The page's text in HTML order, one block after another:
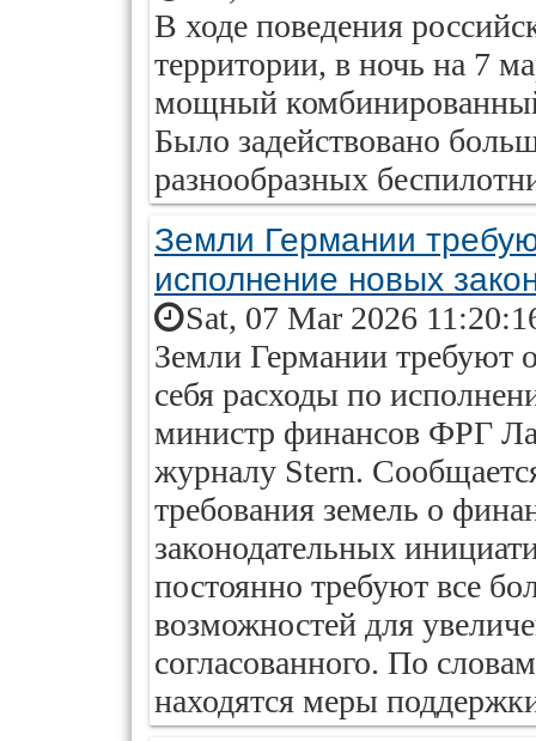
В ходе поведения
территории, в ночь на 7
мощный
Было задействовано
разнообразных
Земли Германии
исполнение новых
Sat, 07 Mar 2026
Земли Германии требуют
себя расходы по
министр финансов ФРГ
журналу Stern.
требования земель о
законодательных
постоянно требуют все
возможностей для
согласованного. По
находятся меры